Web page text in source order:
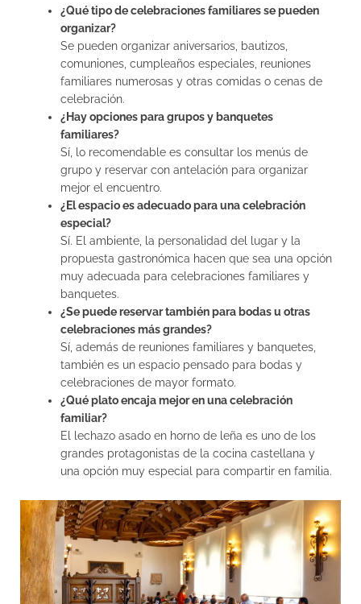
¿Qué tipo de celebraciones familiares se pueden
organizar?
Se pueden organizar aniversarios, bautizos,
comuniones, cumpleaños especiales, reuniones
familiares numerosas y otras comidas o cenas de
celebración.
¿Hay opciones para grupos y banquetes
familiares?
Sí, lo recomendable es consultar los menús de
grupo y reservar con antelación para organizar
mejor el encuentro.
¿El espacio es adecuado para una celebración
especial?
Sí. El ambiente, la personalidad del lugar y la
propuesta gastronómica hacen que sea una opción
muy adecuada para celebraciones familiares y
banquetes.
¿Se puede reservar también para bodas u otras
celebraciones más grandes?
Sí, además de reuniones familiares y banquetes,
también es un espacio pensado para bodas y
celebraciones de mayor formato.
¿Qué plato encaja mejor en una celebración
familiar?
El lechazo asado en horno de leña es uno de los
grandes protagonistas de la cocina castellana y
una opción muy especial para compartir en familia.